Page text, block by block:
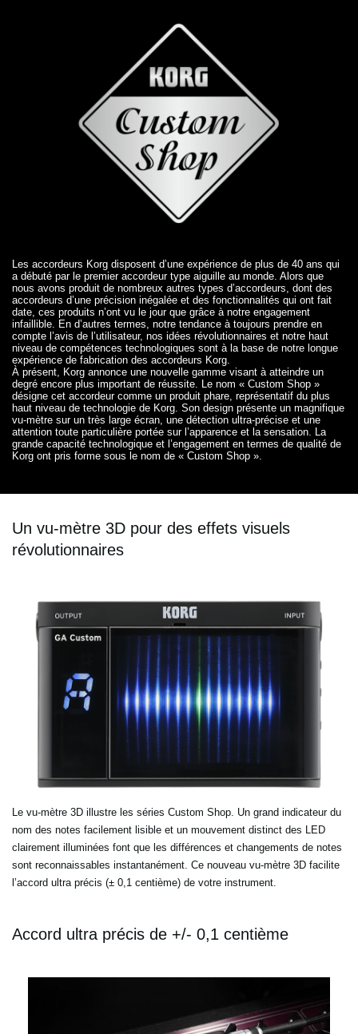
Les accordeurs Korg disposent d’une expérience de plus de 40 ans qui
a débuté par le premier accordeur type aiguille au monde. Alors que
nous avons produit de nombreux autres types d’accordeurs, dont des
accordeurs d’une précision inégalée et des fonctionnalités qui ont fait
date, ces produits n’ont vu le jour que grâce à notre engagement
infaillible. En d’autres termes, notre tendance à toujours prendre en
compte l’avis de l’utilisateur, nos idées révolutionnaires et notre haut
niveau de compétences technologiques sont à la base de notre longue
expérience de fabrication des accordeurs Korg.
À présent, Korg annonce une nouvelle gamme visant à atteindre un
degré encore plus important de réussite. Le nom « Custom Shop »
désigne cet accordeur comme un produit phare, représentatif du plus
haut niveau de technologie de Korg. Son design présente un magnifique
vu-mètre sur un très large écran, une détection ultra-précise et une
attention toute particulière portée sur l’apparence et la sensation. La
grande capacité technologique et l’engagement en termes de qualité de
Korg ont pris forme sous le nom de « Custom Shop ».
Un vu-mètre 3D pour des effets visuels
révolutionnaires
Le vu-mètre 3D illustre les séries Custom Shop. Un grand indicateur du
nom des notes facilement lisible et un mouvement distinct des LED
clairement illuminées font que les différences et changements de notes
sont reconnaissables instantanément. Ce nouveau vu-mètre 3D facilite
l’accord ultra précis (± 0,1 centième) de votre instrument.
Accord ultra précis de +/- 0,1 centième